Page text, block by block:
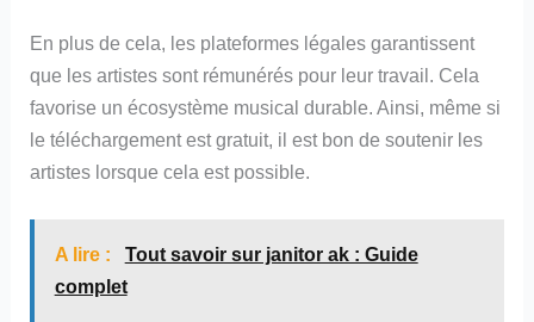
En plus de cela, les plateformes légales garantissent
que les artistes sont rémunérés pour leur travail. Cela
favorise un écosystème musical durable. Ainsi, même si
le téléchargement est gratuit, il est bon de soutenir les
artistes lorsque cela est possible.
A lire :
Tout savoir sur janitor ak : Guide
complet